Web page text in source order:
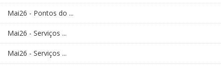
Mai26 - Pontos do ...
Mai26 - Serviços ...
Mai26 - Serviços ...